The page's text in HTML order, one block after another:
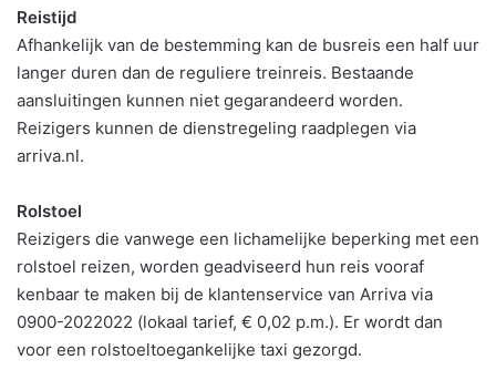
Reistijd
Afhankelijk van de bestemming kan de busreis een half uur
langer duren dan de reguliere treinreis. Bestaande
aansluitingen kunnen niet gegarandeerd worden.
Reizigers kunnen de dienstregeling raadplegen via
arriva.nl.
Rolstoel
Reizigers die vanwege een lichamelijke beperking met een
rolstoel reizen, worden geadviseerd hun reis vooraf
kenbaar te maken bij de klantenservice van Arriva via
0900-2022022 (lokaal tarief, € 0,02 p.m.). Er wordt dan
voor een rolstoeltoegankelijke taxi gezorgd.